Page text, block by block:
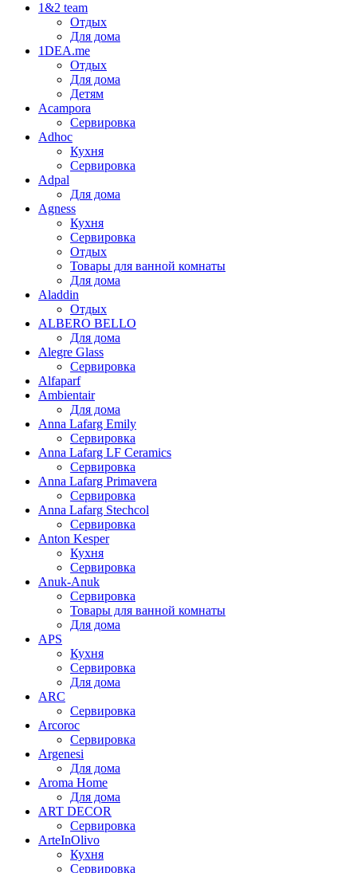
1&2 team
Отдых
Для дома
1DEA.me
Отдых
Для дома
Детям
Acampora
Сервировка
Adhoc
Кухня
Сервировка
Adpal
Для дома
Agness
Кухня
Сервировка
Отдых
Товары для ванной комнаты
Для дома
Aladdin
Отдых
ALBERO BELLO
Для дома
Alegre Glass
Сервировка
Alfaparf
Ambientair
Для дома
Anna Lafarg Emily
Сервировка
Anna Lafarg LF Ceramics
Сервировка
Anna Lafarg Primavera
Сервировка
Anna Lafarg Stechcol
Сервировка
Anton Kesper
Кухня
Сервировка
Anuk-Anuk
Сервировка
Товары для ванной комнаты
Для дома
APS
Кухня
Сервировка
Для дома
ARC
Сервировка
Arcoroc
Сервировка
Argenesi
Для дома
Aroma Home
Для дома
ART DECOR
Сервировка
ArteInOlivo
Кухня
Сервировка